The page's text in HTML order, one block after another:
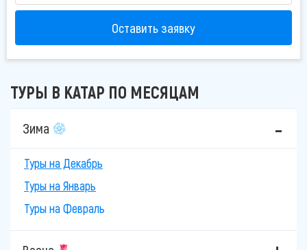
Оставить заявку
ТУРЫ В КАТАР ПО МЕСЯЦАМ
Зима
Туры на Декабрь
Туры на Январь
Туры на Февраль